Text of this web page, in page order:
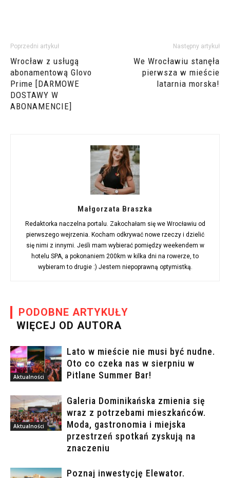
Poprzedni artykuł
Wrocław z usługą
abonamentową Glovo
Prime [DARMOWE
DOSTAWY W
ABONAMENCIE]
Następny artykuł
We Wrocławiu stanęła
pierwsza w mieście
latarnia morska!
Małgorzata Braszka
Redaktorka naczelna portalu. Zakochałam się we Wrocławiu od
pierwszego wejrzenia. Kocham odkrywać nowe rzeczy i dzielić
się nimi z innymi. Jeśli mam wybierać pomiędzy weekendem w
hotelu SPA, a pokonaniem 200km w kilka dni na rowerze, to
wybieram to drugie :) Jestem niepoprawną optymistką.
PODOBNE ARTYKUŁY
WIĘCEJ OD AUTORA
Aktualności
Lato w mieście nie musi być nudne.
Oto co czeka nas w sierpniu w
Pitlane Summer Bar!
Aktualności
Galeria Dominikańska zmienia się
wraz z potrzebami mieszkańców.
Moda, gastronomia i miejska
przestrzeń spotkań zyskują na
znaczeniu
Poznaj inwestycję Elewator.